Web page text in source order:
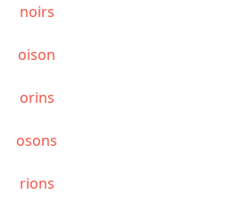
noirs
oison
orins
osons
rions